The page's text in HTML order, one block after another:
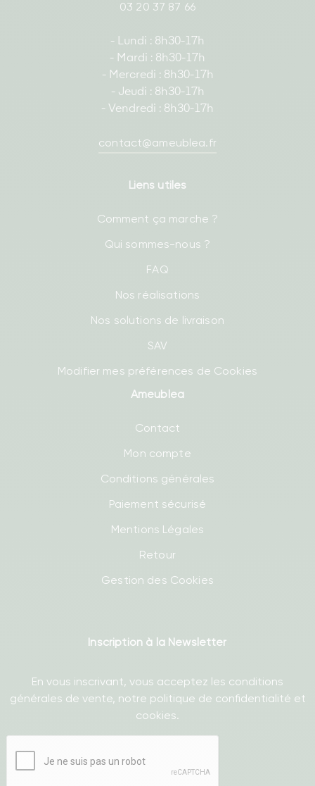
03 20 37 87 66
- Lundi : 8h30-17h
- Mardi : 8h30-17h
- Mercredi : 8h30-17h
- Jeudi : 8h30-17h
- Vendredi : 8h30-17h
contact@ameublea.fr
Liens utiles
Comment ça marche ?
Qui sommes-nous ?
FAQ
Nos réalisations
Nos solutions de livraison
SAV
Modifier mes préférences de Cookies
Ameublea
Contact
Mon compte
Conditions générales
Paiement sécurisé
Mentions Légales
Retour
Gestion des Cookies
Inscription à la Newsletter
En vous inscrivant, vous acceptez les conditions
générales de vente, notre politique de confidentialité et
cookies.